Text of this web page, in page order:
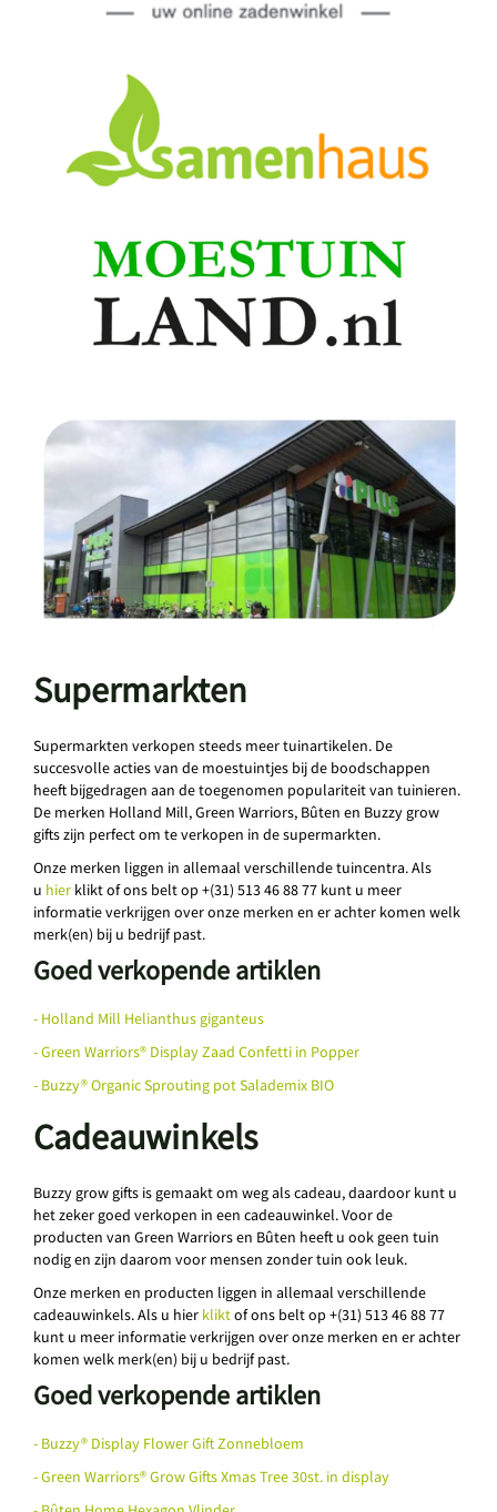
Supermarkten
Supermarkten verkopen steeds meer tuinartikelen. De
succesvolle acties van de moestuintjes bij de boodschappen
heeft bijgedragen aan de toegenomen populariteit van tuinieren.
De merken Holland Mill, Green Warriors, Bûten en Buzzy grow
gifts zijn perfect om te verkopen in de supermarkten.
Onze merken liggen in allemaal verschillende tuincentra. Als
u hier klikt of ons belt op +(31) 513 46 88 77 kunt u meer
informatie verkrijgen over onze merken en er achter komen welk
merk(en) bij u bedrijf past.
Goed verkopende artiklen
- Holland Mill Helianthus giganteus
- Green Warriors® Display Zaad Confetti in Popper
- Buzzy® Organic Sprouting pot Salademix BIO
Cadeauwinkels
Buzzy grow gifts is gemaakt om weg als cadeau, daardoor kunt u
het zeker goed verkopen in een cadeauwinkel. Voor de
producten van Green Warriors en Bûten heeft u ook geen tuin
nodig en zijn daarom voor mensen zonder tuin ook leuk.
Onze merken en producten liggen in allemaal verschillende
cadeauwinkels. Als u hier kliktof ons belt op +(31) 513 46 88 77
kunt u meer informatie verkrijgen over onze merken en er achter
komen welk merk(en) bij u bedrijf past.
Goed verkopende artiklen
- Buzzy® Display Flower Gift Zonnebloem
- Green Warriors® Grow Gifts Xmas Tree 30st. in display